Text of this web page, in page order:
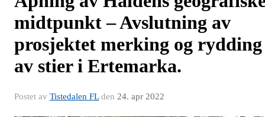
midtpunkt – Avslutning av
prosjektet merking og rydding
av stier i Ertemarka.
Postet av Tistedalen FLden 24. apr 2022